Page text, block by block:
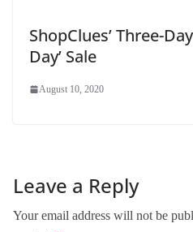
ShopClues’ Three-
Day’ Sale
August 10, 2020
Leave a Reply
Your email address will not be